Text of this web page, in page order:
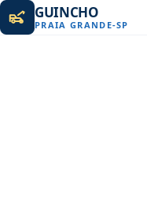
GUINCHO
PRAIA GRANDE-SP